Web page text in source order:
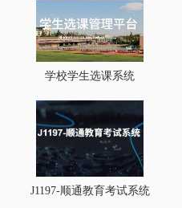
学校学生选课系统
J1197-顺通教育考试系统